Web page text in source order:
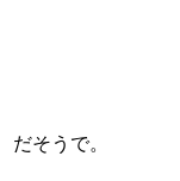
だそうで。